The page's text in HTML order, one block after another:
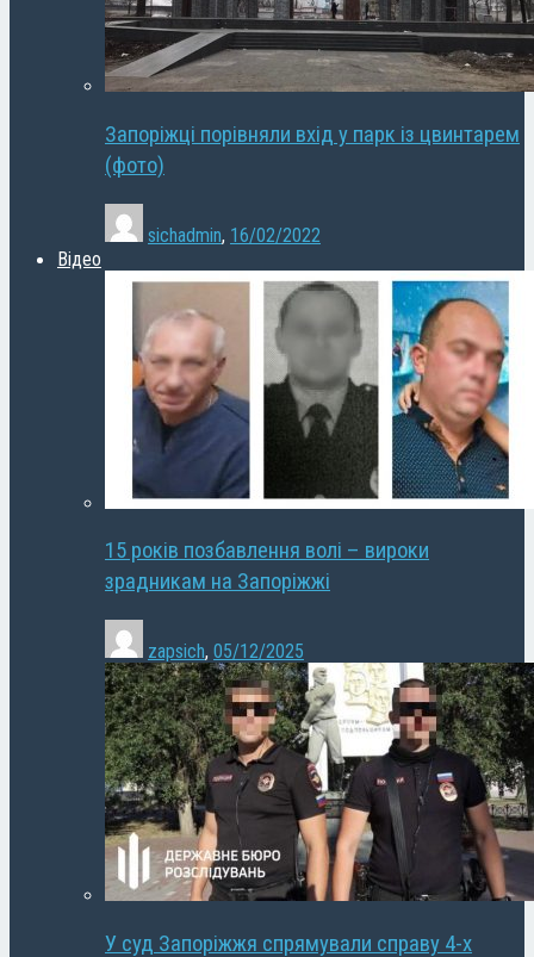
Запоріжці порівняли вхід у парк із цвинтарем
(фото)
sichadmin, 16/02/2022
Відео
15 років позбавлення волі – вироки
зрадникам на Запоріжжі
zapsich, 05/12/2025
У суд Запоріжжя спрямували справу 4-х